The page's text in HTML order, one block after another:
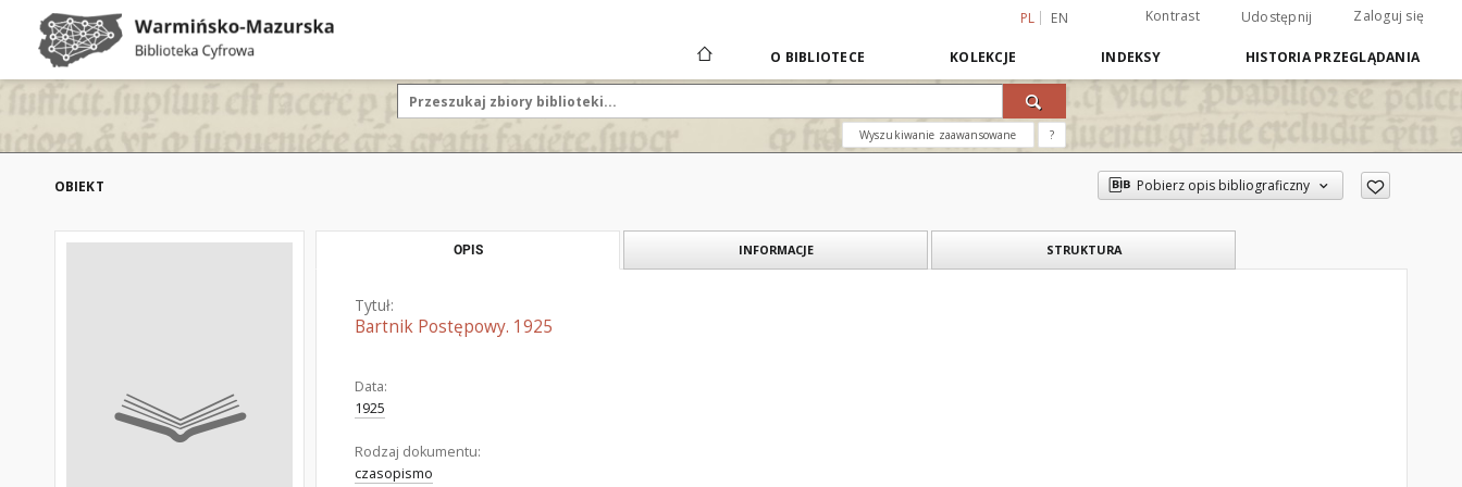
PL EN Kontrast Udostępnij Zaloguj się
O BIBLIOTECE KOLEKCJE INDEKSY HISTORIA PRZEGLĄDANIA
Wyszukiwanie zaawansowane ?
OBIEKT Pobierz opis bibliograficzny
OPIS INFORMACJE STRUKTURA
Tytuł:
Bartnik Postępowy. 1925
Data:
1925
Rodzaj dokumentu:
czasopismo